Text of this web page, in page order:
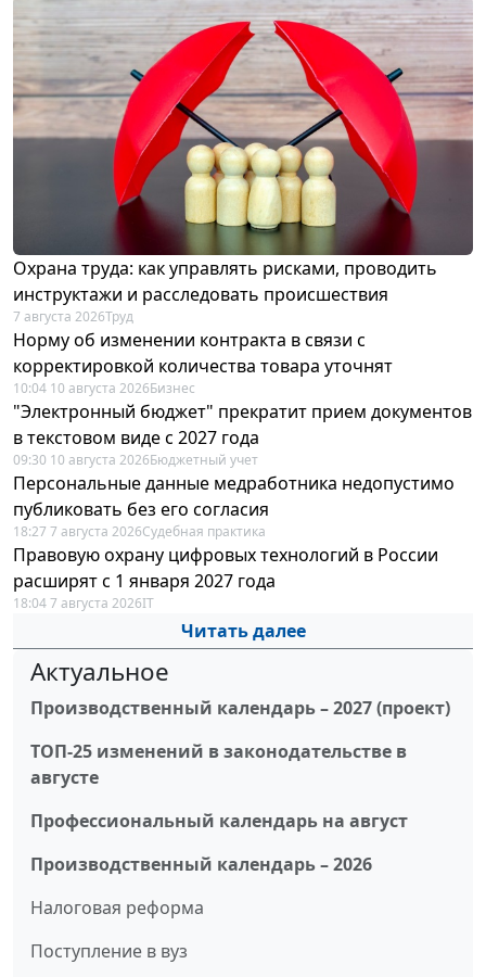
Охрана труда: как управлять рисками, проводить
инструктажи и расследовать происшествия
7 августа 2026Труд
Норму об изменении контракта в связи с
корректировкой количества товара уточнят
10:04 10 августа 2026Бизнес
"Электронный бюджет" прекратит прием документов
в текстовом виде с 2027 года
09:30 10 августа 2026Бюджетный учет
Персональные данные медработника недопустимо
публиковать без его согласия
18:27 7 августа 2026Судебная практика
Правовую охрану цифровых технологий в России
расширят с 1 января 2027 года
18:04 7 августа 2026IT
Читать далее
Актуальное
Производственный календарь – 2027 (проект)
ТОП-25 изменений в законодательстве в
августе
Профессиональный календарь на август
Производственный календарь – 2026
Налоговая реформа
Поступление в вуз